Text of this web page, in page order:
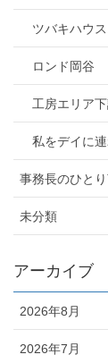
ツバキハウス
ロンド岡谷
工房エリア
私をデイに
事務長のひと
未分類
アーカイブ
2026年8月
2026年7月